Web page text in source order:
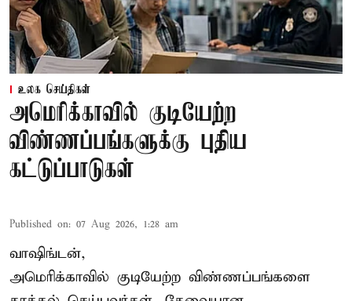
உலக செய்திகள்
அமெரிக்காவில் குடியேற்ற
விண்ணப்பங்களுக்கு புதிய
கட்டுப்பாடுகள்
Published on: 07 Aug 2026, 1:28 am
வாஷிங்டன்,
அமெரிக்காவில் குடியேற்ற விண்ணப்பங்களை